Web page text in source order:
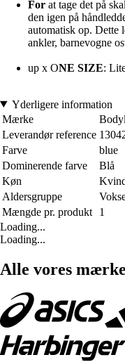
For at tage det på
den igen på
automatisk op. Dette
ankler, barnevogne
up x ONE SIZE:
Yderligere information
Mærke
Leverandør reference
Farve
blue
Dominerende farve
Blå
Køn
Aldersgruppe
Mængde pr. produkt
1
Loading...
Loading...
Alle vores